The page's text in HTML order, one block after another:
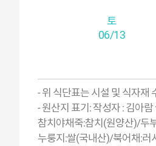
토
06/13
- 위 식단표는 시설 및 식자재
- 원산지 표기: 작성자 : 김아
참치야채죽:참치(원양산)/두
누룽지:쌀(국내산)/북어채:러